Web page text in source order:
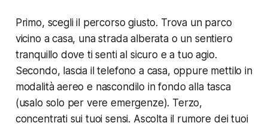
Primo, scegli il percorso giusto. Trova un parco
vicino a casa, una strada alberata o un sentiero
tranquillo dove ti senti al sicuro e a tuo agio.
Secondo, lascia il telefono a casa, oppure mettilo in
modalità aereo e nascondilo in fondo alla tasca
(usalo solo per vere emergenze). Terzo,
concentrati sui tuoi sensi. Ascolta il rumore dei tuoi